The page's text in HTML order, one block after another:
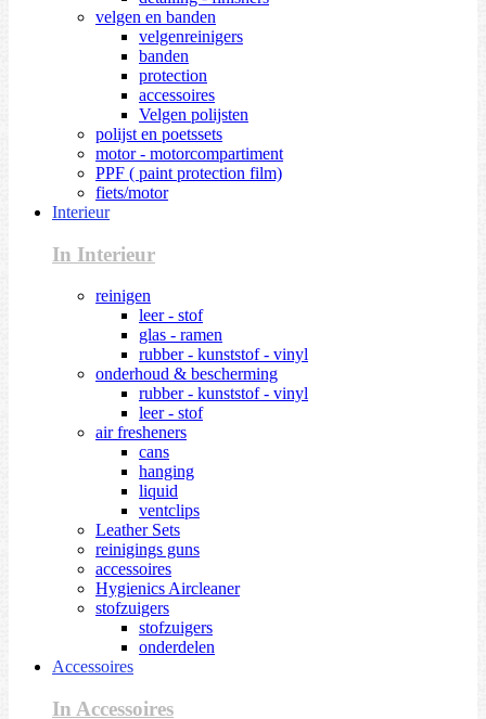
velgen en banden
velgenreinigers
banden
protection
accessoires
Velgen polijsten
polijst en poetssets
motor - motorcompartiment
PPF ( paint protection film)
fiets/motor
Interieur
In Interieur
reinigen
leer - stof
glas - ramen
rubber - kunststof - vinyl
onderhoud & bescherming
rubber - kunststof - vinyl
leer - stof
air fresheners
cans
hanging
liquid
ventclips
Leather Sets
reinigings guns
accessoires
Hygienics Aircleaner
stofzuigers
stofzuigers
onderdelen
Accessoires
In Accessoires